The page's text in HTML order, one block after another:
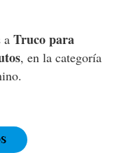
a Truco para
, en la categoría